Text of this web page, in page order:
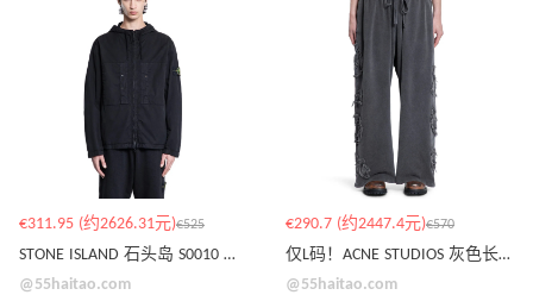
€311.95 (约2626.31元)€525
STONE ISLAND 石头岛 S0010 徽标黑色外套
@55haitao.com
€290.7 (约2447.4元)€570
仅L码！ACNE STUDIOS 灰色长裤
@55haitao.com